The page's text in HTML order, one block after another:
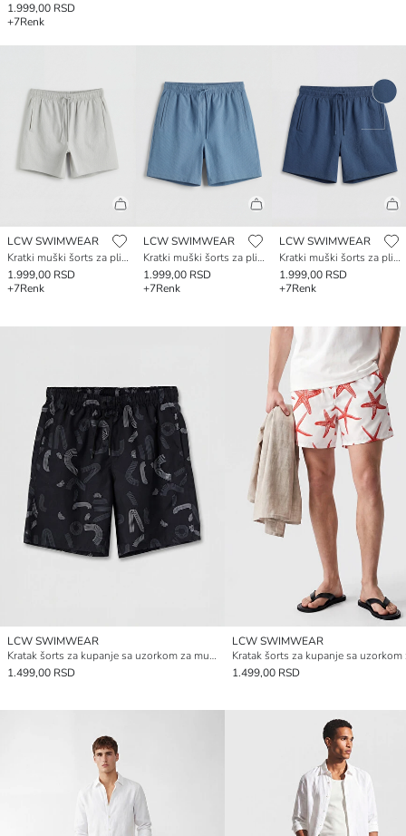
1.999,00 RSD
+7Renk
LCW SWIMWEAR
Kratki muški šorts za plivanje
1.999,00 RSD
+7Renk
LCW SWIMWEAR
Kratki muški šorts za plivanje
1.999,00 RSD
+7Renk
LCW SWIMWEAR
Kratki muški šorts za plivanje
1.999,00 RSD
+7Renk
LCW SWIMWEAR
Kratak šorts za kupanje sa uzorkom za muškarce
1.499,00 RSD
LCW SWIMWEAR
1.499,00 RSD